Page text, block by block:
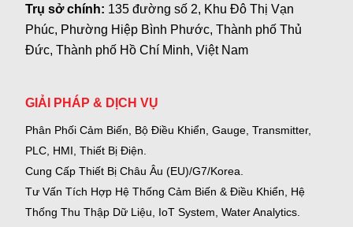
Trụ sở chính: 135 đường số 2, Khu Đô Thị Vạn
Phúc, Phường Hiệp Bình Phước, Thành phố Thủ
Đức, Thành phố Hồ Chí Minh, Việt Nam
GIẢI PHÁP & DỊCH VỤ
Phân Phối Cảm Biến, Bộ Điều Khiển, Gauge, Transmitter,
PLC, HMI, Thiết Bị Điện.
Cung Cấp Thiết Bị Châu Âu (EU)/G7/Korea.
Tư Vấn Tích Hợp Hệ Thống Cảm Biến & Điều Khiển, Hệ
Thống Thu Thập Dữ Liệu, IoT System, Water Analytics.